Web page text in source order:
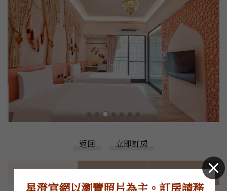
返回 立即訂房
房型特色 價格表 住房須知
星澄官網以瀏覽照片為主。訂房請務